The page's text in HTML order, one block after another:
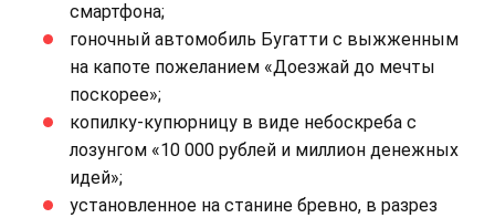
смартфона;
гоночный автомобиль Бугатти с выжженным
на капоте пожеланием «Доезжай до мечты
поскорее»;
копилку-купюрницу в виде небоскреба с
лозунгом «10 000 рублей и миллион денежных
идей»;
установленное на станине бревно, в разрез